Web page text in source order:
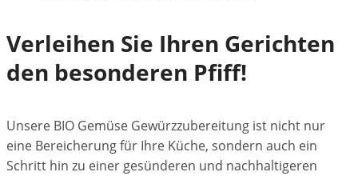
Verleihen Sie Ihren Gerichten
den besonderen Pfiff!
Unsere BIO Gemüse Gewürzzubereitung ist nicht nur
eine Bereicherung für Ihre Küche, sondern auch ein
Schritt hin zu einer gesünderen und nachhaltigeren